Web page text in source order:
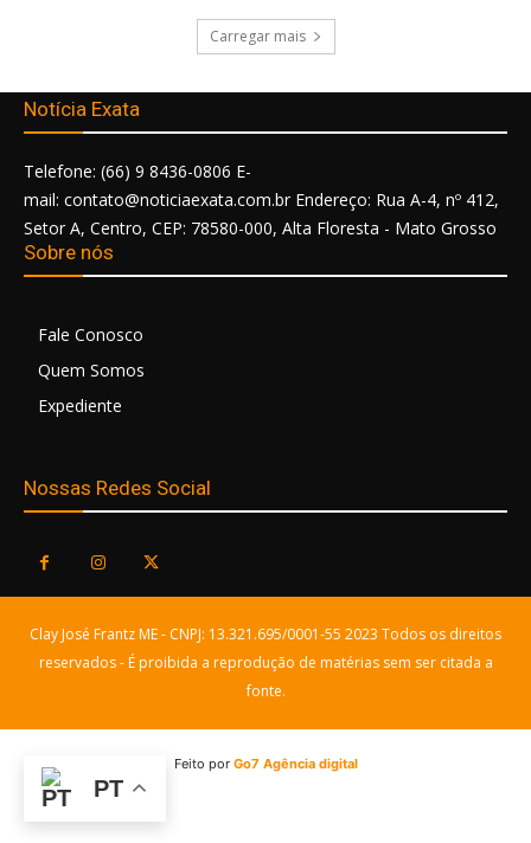
Carregar mais
Notícia Exata
Telefone: (66) 9 8436-0806 E-
mail: contato@noticiaexata.com.br Endereço: Rua A-4, nº 412,
Setor A, Centro, CEP: 78580-000, Alta Floresta - Mato Grosso
Sobre nós
Fale Conosco
Quem Somos
Expediente
Nossas Redes Social
Clay José Frantz ME - CNPJ: 13.321.695/0001-55 2023 Todos os direitos
reservados - É proibida a reprodução de matérias sem ser citada a
fonte.
Feito porGo7 Agência digital
PT